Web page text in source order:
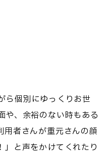
ら個別にゆっくりお世
や、余裕のない時もある
用者さんが重元さんの顔
」と声をかけてくれたり